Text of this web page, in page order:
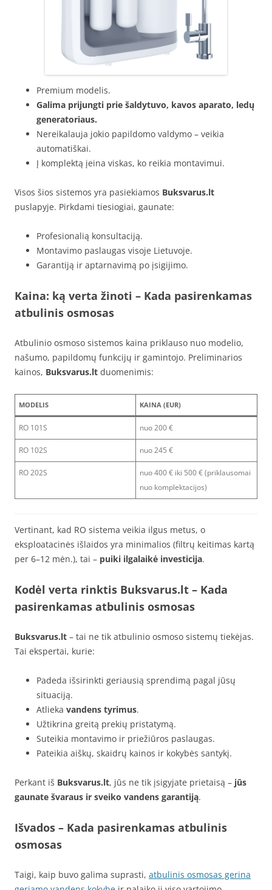
Premium modelis.
Galima prijungti prie šaldytuvo, kavos aparato, ledų
generatoriaus.
Nereikalauja jokio papildomo valdymo – veikia
automatiškai.
Į komplektą įeina viskas, ko reikia montavimui.
Visos šios sistemos yra pasiekiamos Buksvarus.lt
puslapyje. Pirkdami tiesiogiai, gaunate:
Profesionalią konsultaciją.
Montavimo paslaugas visoje Lietuvoje.
Garantiją ir aptarnavimą po įsigijimo.
Kaina: ką verta žinoti – Kada pasirenkamas
atbulinis osmosas
Atbulinio osmoso sistemos kaina priklauso nuo modelio,
našumo, papildomų funkcijų ir gamintojo. Preliminarios
kainos, Buksvarus.lt duomenimis:
MODELIS KAINA (EUR)
RO 101S nuo 200 €
RO 102S nuo 245 €
RO 202S
nuo 400 € iki 500 € (priklausomai
nuo komplektacijos)
Vertinant, kad RO sistema veikia ilgus metus, o
eksploatacinės išlaidos yra minimalios (filtrų keitimas kartą
per 6–12 mėn.), tai – puiki ilgalaikė investicija.
Kodėl verta rinktis Buksvarus.lt – Kada
pasirenkamas atbulinis osmosas
Buksvarus.lt – tai ne tik atbulinio osmoso sistemų tiekėjas.
Tai ekspertai, kurie:
Padeda išsirinkti geriausią sprendimą pagal jūsų
situaciją.
Atlieka vandens tyrimus.
Užtikrina greitą prekių pristatymą.
Suteikia montavimo ir priežiūros paslaugas.
Pateikia aiškų, skaidrų kainos ir kokybės santykį.
Perkant iš Buksvarus.lt, jūs ne tik įsigyjate prietaisą – jūs
gaunate švaraus ir sveiko vandens garantiją.
Išvados – Kada pasirenkamas atbulinis
osmosas
Taigi, kaip buvo galima suprasti, atbulinis osmosas gerina